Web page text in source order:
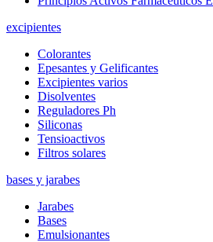
excipientes
Colorantes
Epesantes y Gelificantes
Excipientes varios
Disolventes
Reguladores Ph
Siliconas
Tensioactivos
Filtros solares
bases y jarabes
Jarabes
Bases
Emulsionantes